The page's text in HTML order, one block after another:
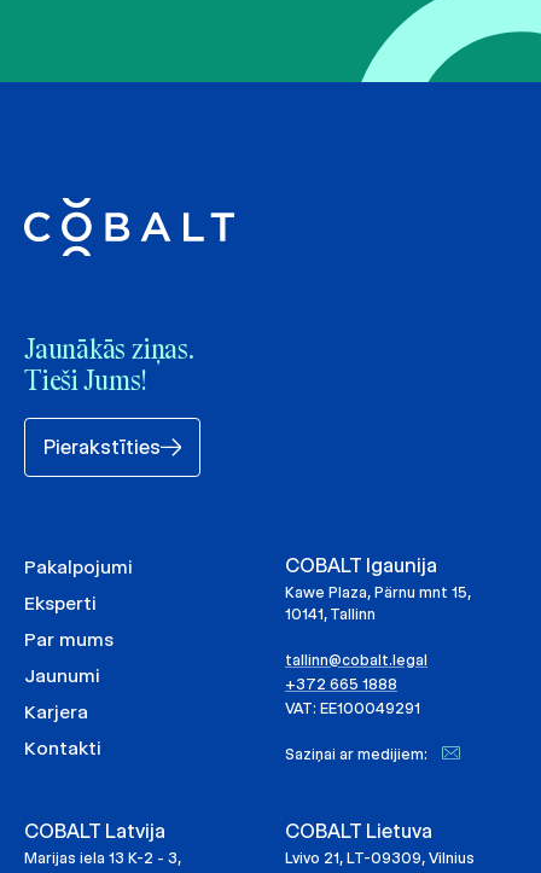
Jaunākās ziņas.
Tieši Jums!
Pierakstīties
Pakalpojumi
Eksperti
Par mums
Jaunumi
Karjera
Kontakti
COBALT Igaunija
Kawe Plaza, Pärnu mnt 15,
10141, Tallinn
tallinn@cobalt.legal
+372 665 1888
VAT: EE100049291
Saziņai ar medijiem:
COBALT Latvija
Marijas iela 13 K-2 - 3,
COBALT Lietuva
Lvivo 21, LT-09309, Vilnius